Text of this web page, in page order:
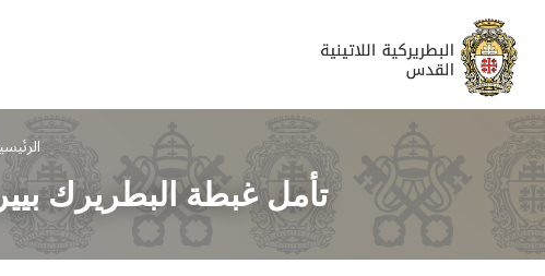
تأمل غبطة البطريرك